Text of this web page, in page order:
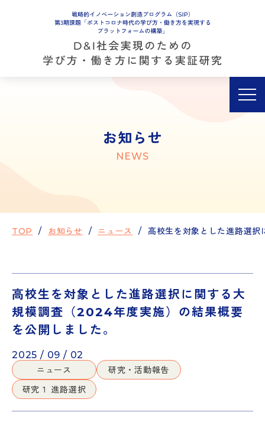
サイトポリシー
お知らせ
NEWS
TOP お知らせ ニュース 高校生を対象とした進路選
高校生を対象とした進路選択に関する大
規模調査（2024年度実施）の結果概要
を公開しました。
2025 / 09 / 02
ニュース
研究・活動報告
研究１ 進路選択